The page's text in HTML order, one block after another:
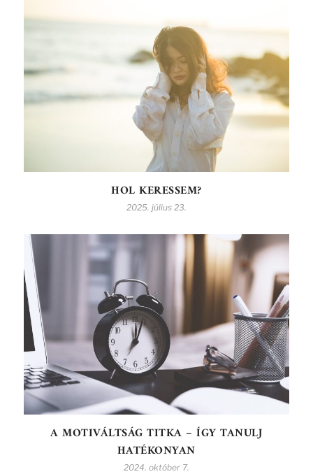
HOL KERESSEM?
2025. július 23.
A MOTIVÁLTSÁG TITKA – ÍGY TANULJ
HATÉKONYAN
2024. október 7.